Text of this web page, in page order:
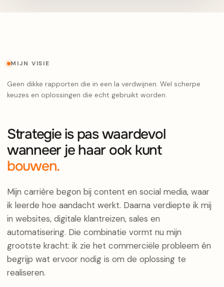
MIJN VISIE
Geen dikke rapporten die in een la verdwijnen. Wel scherpe
keuzes en oplossingen die echt gebruikt worden.
Strategie is pas waardevol
wanneer je haar ook kunt
bouwen.
Mijn carrière begon bij content en social media, waar
ik leerde hoe aandacht werkt. Daarna verdiepte ik mij
in websites, digitale klantreizen, sales en
automatisering. Die combinatie vormt nu mijn
grootste kracht: ik zie het commerciële probleem én
begrijp wat ervoor nodig is om de oplossing te
realiseren.